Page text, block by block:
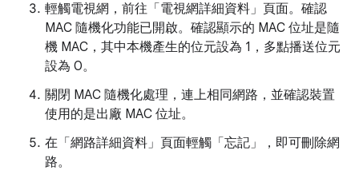
輕觸電視網，前往「電視網詳細資料」頁面。確認
MAC 隨機化功能已開啟。確認顯示的 MAC 位址是隨
機 MAC，其中本機產生的位元設為 1，多點播送位元
設為 0。
關閉 MAC 隨機化處理，連上相同網路，並確認裝置
使用的是出廠 MAC 位址。
在「網路詳細資料」頁面輕觸「忘記」
，即可刪除網
路。